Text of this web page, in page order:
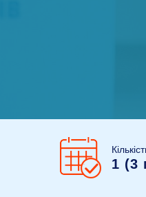
1 (3